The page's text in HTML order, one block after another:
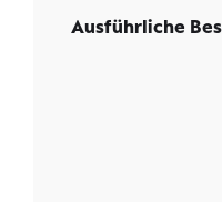
Ausführliche